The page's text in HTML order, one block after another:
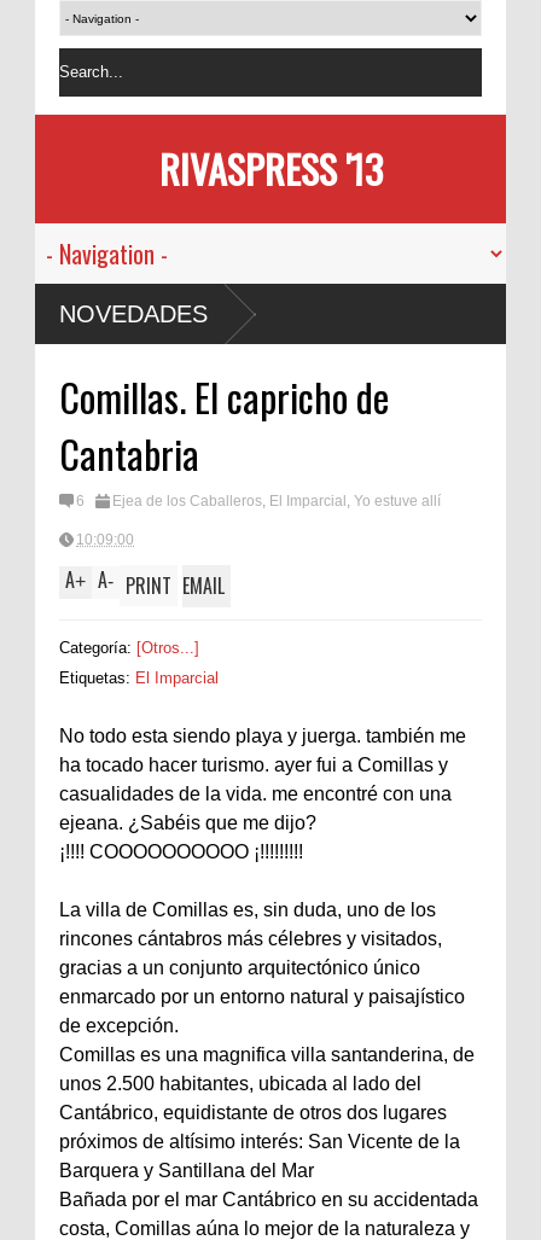
RIVASPRESS '13
NOVEDADES
Comillas. El capricho de
Cantabria
6 Ejea de los Caballeros, El Imparcial , Yo estuve allí
10:09:00
A+ A- PRINT EMAIL
Categoría: [Otros...]
Etiquetas: El Imparcial
No todo esta siendo playa y juerga. también me
ha tocado hacer turismo. ayer fui a Comillas y
casualidades de la vida. me encontré con una
ejeana. ¿Sabéis que me dijo?
¡!!!! COOOOOOOOOO ¡!!!!!!!!!
La villa de Comillas es, sin duda, uno de los
rincones cántabros más célebres y visitados,
gracias a un conjunto arquitectónico único
enmarcado por un entorno natural y paisajístico
de excepción.
Comillas es una magnifica villa santanderina, de
unos 2.500 habitantes, ubicada al lado del
Cantábrico, equidistante de otros dos lugares
próximos de altísimo interés: San Vicente de la
Barquera y Santillana del Mar
Bañada por el mar Cantábrico en su accidentada
costa, Comillas aúna lo mejor de la naturaleza y